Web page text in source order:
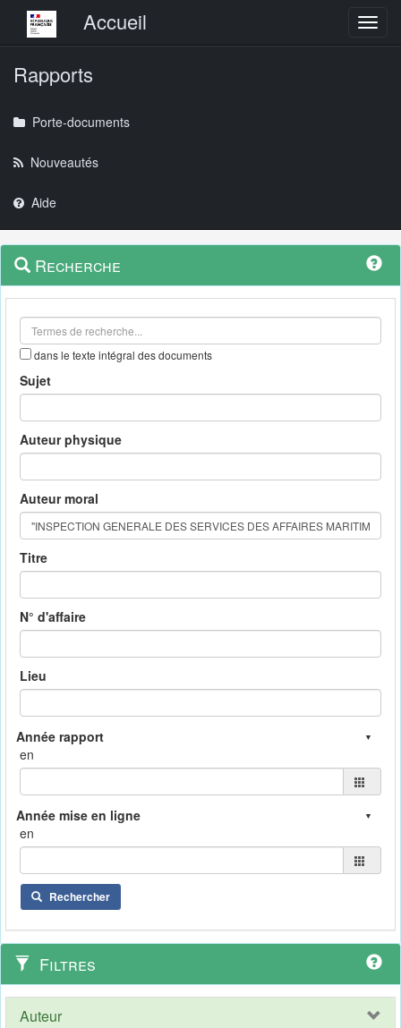
Menu principalAccueil
Rapports
Porte-documents
Nouveautés
Aide
Navigation
outils
Menu
contextuel
Recherche
dans le texte intégral des documents
Sujet
Auteur physique
Auteur moral
Titre
N° d'affaire
Lieu
en
en
Rechercher
Filtres
Auteur